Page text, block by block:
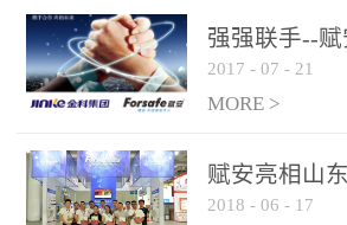
是针对这种高大空间建筑
物的消防设施、设备通过
现场图像的实时获取、预
处理和特征提取分析，实
现火焰的跟踪和识别。能
更早的进行预警，达到早
报早防的效果。 系统构
强强联手--
集团达成战
2017 - 07 - 21
MORE >
赋安亮相山
慧消防新荣耀
2018 - 06 - 17